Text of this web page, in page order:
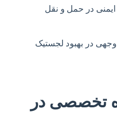
در حمل و نقل
در بهبود لجستیک
تخصصی در